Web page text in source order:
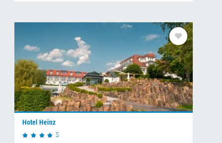
Hotel Heinz
S